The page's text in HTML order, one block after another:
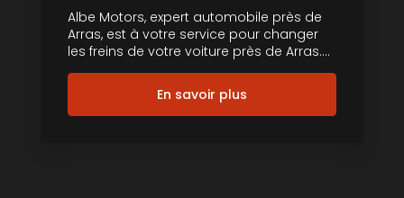
Albe Motors, expert automobile près de
Arras, est à votre service pour changer
les freins de votre voiture près de Arras....
En savoir plus